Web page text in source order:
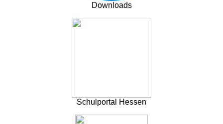
Downloads
Schulportal Hessen